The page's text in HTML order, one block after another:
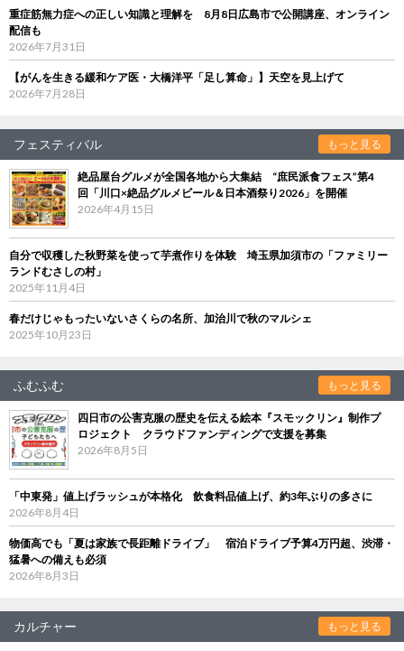
重症筋無力症への正しい知識と理解を 8月8日広島市で公開講座、オンライン
配信も
2026年7月31日
【がんを生きる緩和ケア医・大橋洋平「足し算命」】天空を見上げて
2026年7月28日
フェスティバル もっと見る
絶品屋台グルメが全国各地から大集結 “庶民派食フェス”第4
回「川口×絶品グルメビール＆日本酒祭り2026」を開催
2026年4月15日
自分で収穫した秋野菜を使って芋煮作りを体験 埼玉県加須市の「ファミリー
ランドむさしの村」
2025年11月4日
春だけじゃもったいないさくらの名所、加治川で秋のマルシェ
2025年10月23日
ふむふむ もっと見る
四日市の公害克服の歴史を伝える絵本『スモックリン』制作プ
ロジェクト クラウドファンディングで支援を募集
2026年8月5日
「中東発」値上げラッシュが本格化 飲食料品値上げ、約3年ぶりの多さに
2026年8月4日
物価高でも「夏は家族で長距離ドライブ」 宿泊ドライブ予算4万円超、渋滞・
猛暑への備えも必須
2026年8月3日
カルチャー もっと見る